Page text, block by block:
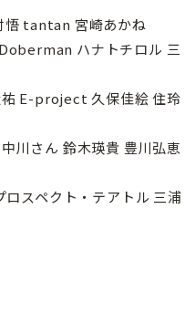
tantan 宮崎あかね
ハナトチロル 三
E-project 久保佳絵 住玲
川さん 鈴木瑛貴 豊川弘恵
スペクト・テアトル 三浦